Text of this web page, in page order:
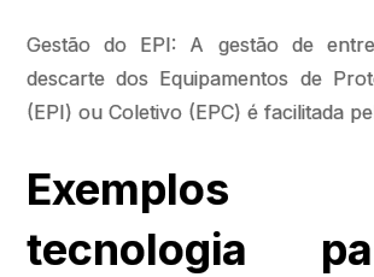
Gestão do EPI: A gestão de
descarte dos Equipamentos de
(EPI) ou Coletivo (EPC) é facilitada
tecnologia